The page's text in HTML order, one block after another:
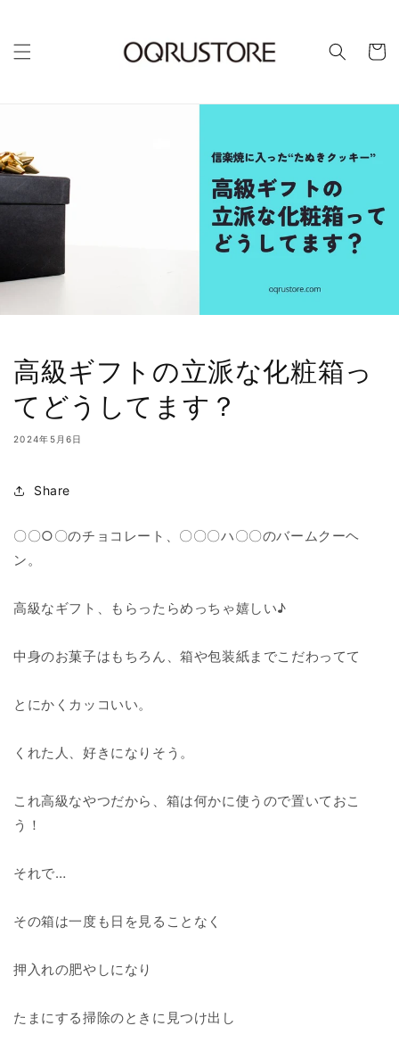
ー
高級ギフトの立派な化粧箱っ
てどうしてます？
2024年5月6日
Share
〇〇○〇のチョコレート、〇〇〇ハ〇〇のバームクーヘ
ン。
高級なギフト、もらったらめっちゃ嬉しい♪
中身のお菓子はもちろん、箱や包装紙までこだわってて
とにかくカッコいい。
くれた人、好きになりそう。
これ高級なやつだから、箱は何かに使うので置いておこ
う！
それで…
その箱は一度も日を見ることなく
押入れの肥やしになり
たまにする掃除のときに見つけ出し